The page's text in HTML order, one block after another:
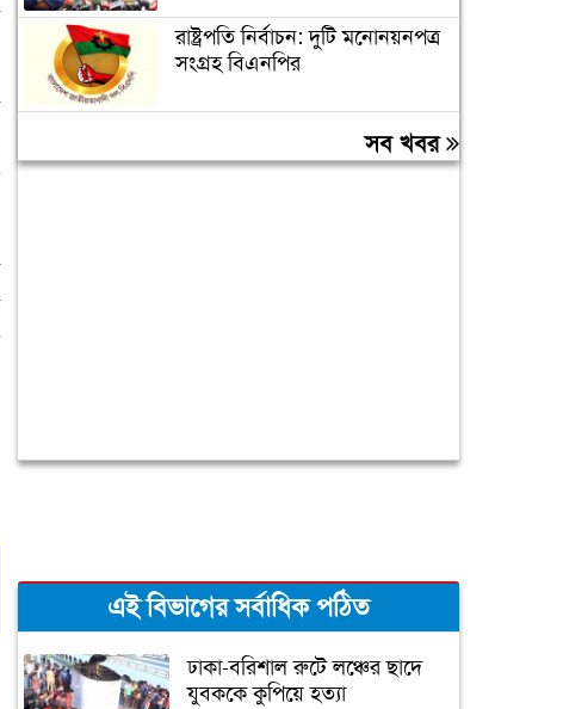
রাষ্ট্রপতি নির্বাচন: দুটি মনোনয়নপত্র
সংগ্রহ বিএনপির
জীবননগরে বিএসএফ’র পুশইনের
চেষ্টা প্রতিহত করল বিজিবিসব খবর
এই বিভাগের সর্বাধিক পঠিত
ঢাকা-বরিশাল রুটে লঞ্চের ছাদে
যুবককে কুপিয়ে হত্যা